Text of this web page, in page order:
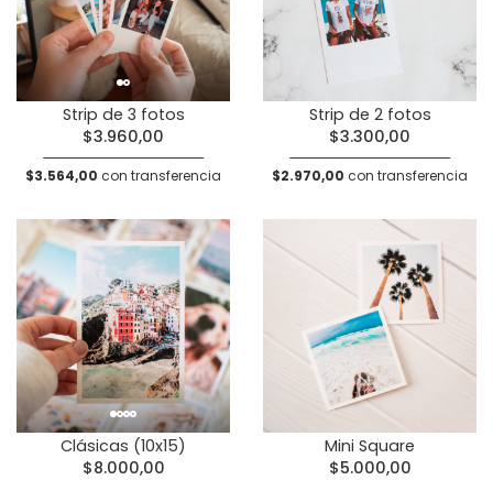
Strip de 3 fotos
$3.960,00
$3.564,00 con transferencia
Strip de 2 fotos
$3.300,00
$2.970,00 con transferencia
Clásicas (10x15)
$8.000,00
Mini Square
$5.000,00